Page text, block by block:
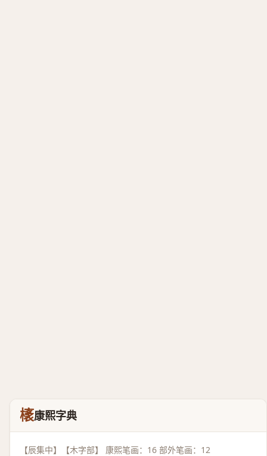
橠康熙字典
【辰集中】【木字部】 康熙笔画：16 部外笔画：12